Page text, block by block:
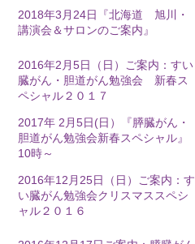
2018年3月24日『北海道 旭川・
講演会＆サロンのご案内』
2016年2月5日（日）ご案内：すい
臓がん・胆道がん勉強会 新春ス
ペシャル２０１７
2017年 2月5日(日）『膵臓がん・
胆道がん勉強会新春スペシャル』
10時～
2016年12月25日（日）ご案内：す
い臓がん勉強会クリスマススペシ
ャル２０１６